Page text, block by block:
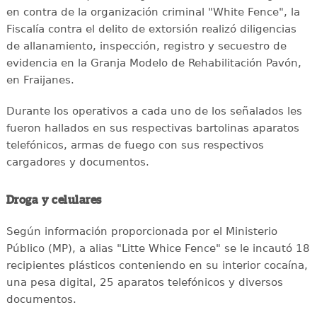
en contra de la organización criminal "White Fence", la
Fiscalía contra el delito de extorsión realizó diligencias
de allanamiento, inspección, registro y secuestro de
evidencia en la Granja Modelo de Rehabilitación Pavón,
en Fraijanes.
Durante los operativos a cada uno de los señalados les
fueron hallados en sus respectivas bartolinas aparatos
telefónicos, armas de fuego con sus respectivos
cargadores y documentos.
Droga y celulares
Según información proporcionada por el Ministerio
Público (MP), a alias "Litte Whice Fence" se le incautó 18
recipientes plásticos conteniendo en su interior cocaína,
una pesa digital, 25 aparatos telefónicos y diversos
documentos.